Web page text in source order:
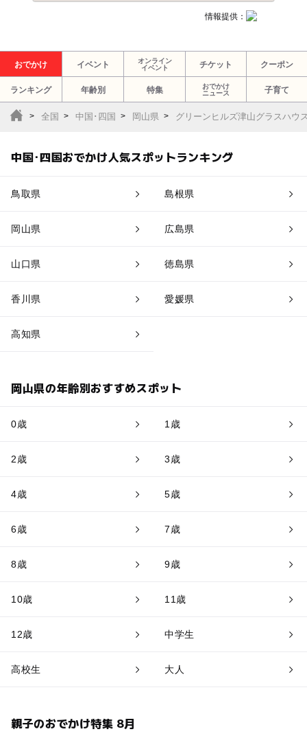
情報提供：
おでかけ イベント
オンライン
イベント
チケット クーポン
ランキング 年齢別 特集
おでかけ
ニュース
子育て
全国 中国･四国 岡山県 グリーンヒルズ津山グラスハウ
中国･四国おでかけ人気スポットランキング
鳥取県 島根県
岡山県 広島県
山口県 徳島県
香川県 愛媛県
高知県
岡山県の年齢別おすすめスポット
0歳 1歳
2歳 3歳
4歳 5歳
6歳 7歳
8歳 9歳
10歳 11歳
12歳 中学生
高校生 大人
親子のおでかけ特集 8月